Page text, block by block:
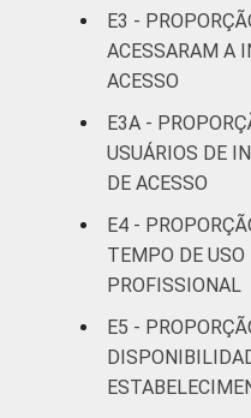
Essa tabela foi
Para mais
https://cetic.br/
correcao-dos-
saude-2013/
E3 -
ACESSARAM A
ACESSO
E3A -
USUÁRIOS DE
DE ACESSO
E4 -
TEMPO DE
PROFISSIONAL
E5 -